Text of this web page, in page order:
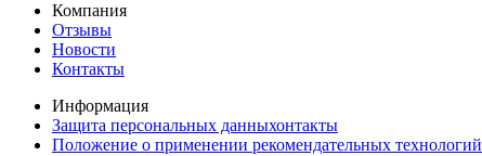
Компания
Отзывы
Новости
Контакты
Информация
Защита персональных данныхонтакты
Положение о применении рекомендательных технологий